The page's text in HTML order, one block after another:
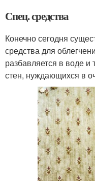
Спец. средства
Конечно сегодня
средства для
разбавляется в воде и
стен, нуждающихся в